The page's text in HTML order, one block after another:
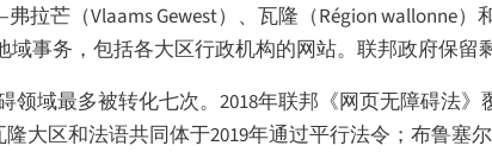
拉芒（Vlaams Gewest）、瓦隆（Région wallonne）
事务，包括各大区行政机构的网站。联邦政府保留
领域最多被转化七次。2018年联邦《网页无障碍法
大区和法语共同体于2019年通过平行法令；布鲁塞